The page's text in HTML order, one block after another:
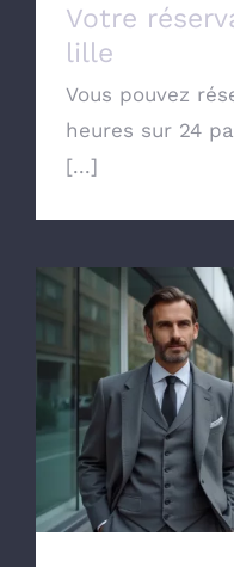
Votre
lille
Vous pouvez
heures sur 24
[...]
Chercher taxi